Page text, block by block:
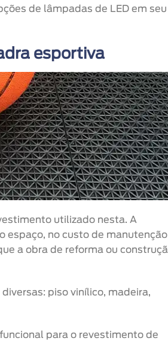
de lâmpadas de LED em seu
esportiva
utilizado nesta. A
espaço, no custo de manutenção
a obra de reforma ou
piso vinílico, madeira,
para o revestimento de